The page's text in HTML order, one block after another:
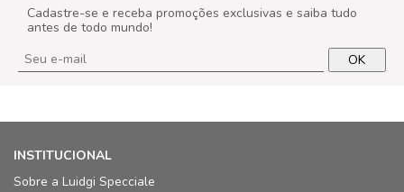
Cadastre-se e receba promoções exclusivas e saiba tudo
antes de todo mundo!
OK
INSTITUCIONAL
Sobre a Luidgi Specciale